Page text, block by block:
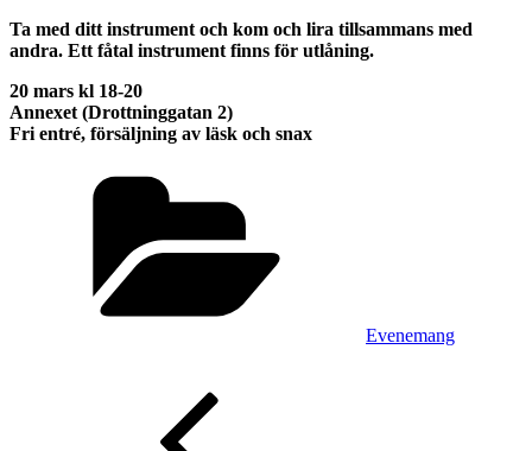
Ta med ditt instrument och kom och lira tillsammans med
andra. Ett fåtal instrument finns för utlåning.
20 mars kl 18-20
Annexet (Drottninggatan 2)
Fri entré, försäljning av läsk och snax
Evenemang